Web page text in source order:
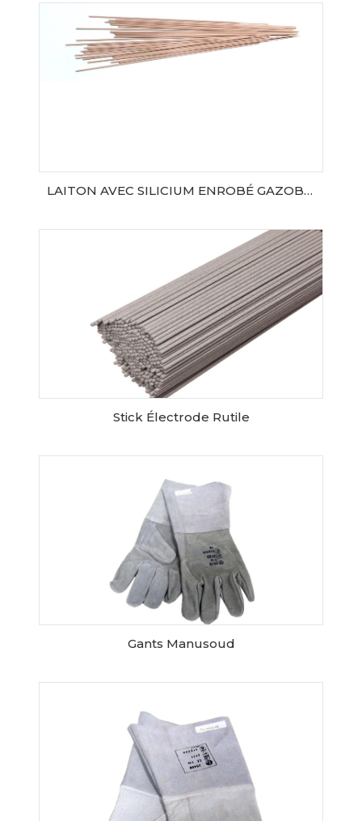
AJOUTER AU PANIER
LAITON AVEC SILICIUM ENROBÉ GAZOBRONZE
Stick Électrode Rutile
Gants Manusoud